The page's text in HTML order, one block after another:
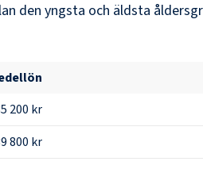
den yngsta och äldsta
200 kr
800 kr